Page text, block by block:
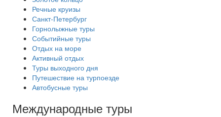
Речные круизы
Санкт-Петербург
Горнолыжные туры
Событийные туры
Отдых на море
Активный отдых
Туры выходного дня
Путешествие на турпоезде
Автобусные туры
Международные туры